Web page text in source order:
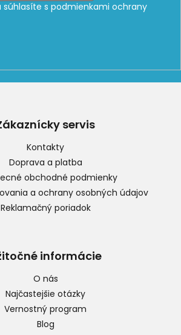
s podmienkami ochrany
servis
Kontakty
Doprava a platba
obchodné podmienky
a ochrany osobných údajov
Reklamačný poriadok
informácie
O nás
Najčastejšie otázky
Vernostný program
Blog